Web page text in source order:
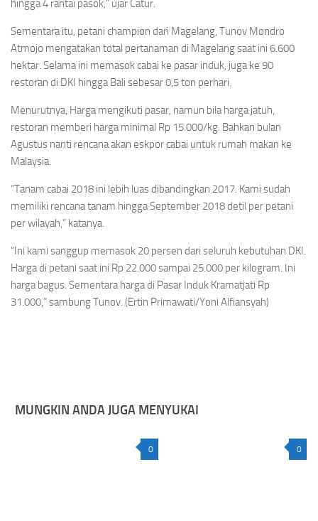
hingga 4 rantai pasok,” ujar Catur.
Sementara itu, petani champion dari Magelang, Tunov Mondro
Atmojo mengatakan total pertanaman di Magelang saat ini 6.600
hektar. Selama ini memasok cabai ke pasar induk, juga ke 90
restoran di DKI hingga Bali sebesar 0,5 ton perhari.
Menurutnya, Harga mengikuti pasar, namun bila harga jatuh,
restoran memberi harga minimal Rp 15.000/kg. Bahkan bulan
Agustus nanti rencana akan eskpor cabai untuk rumah makan ke
Malaysia.
“Tanam cabai 2018 ini lebih luas dibandingkan 2017. Kami sudah
memiliki rencana tanam hingga September 2018 detil per petani
per wilayah,” katanya.
“Ini kami sanggup memasok 20 persen dari seluruh kebutuhan DKI.
Harga di petani saat ini Rp 22.000 sampai 25.000 per kilogram. Ini
harga bagus. Sementara harga di Pasar Induk Kramatjati Rp
31.000,” sambung Tunov. (Ertin Primawati/Yoni Alfiansyah)
MUNGKIN ANDA JUGA MENYUKAI
0 0